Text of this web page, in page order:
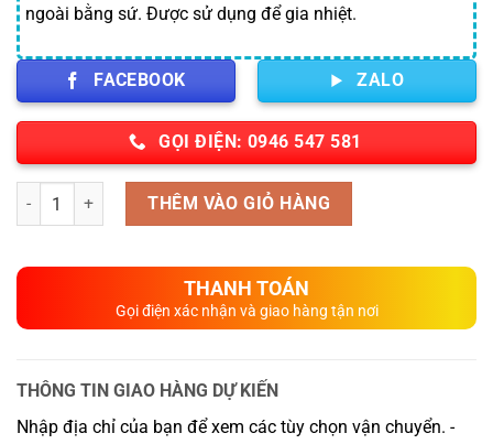
ngoài bằng sứ. Được sử dụng để gia nhiệt.
FACEBOOK ZALO
GỌI ĐIỆN: 0946 547 581
Số lượng THÊM VÀO GIỎ HÀNG
THANH TOÁN
Gọi điện xác nhận và giao hàng tận nơi
THÔNG TIN GIAO HÀNG DỰ KIẾN
Nhập địa chỉ của bạn để xem các tùy chọn vận chuyển. -